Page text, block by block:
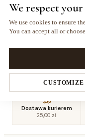
80x150 cm
234,00 zł
180x270
Dostawa kurierem
25,00 zł
We respect
We use cookies to ensure
You can accept all or
CUSTOMIZE
You decide which data
the store and cart. The